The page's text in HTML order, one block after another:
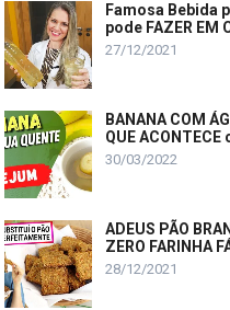
Famosa Bebida
pode FAZER EM
27/12/2021
BANANA COM
QUE ACONTECE
30/03/2022
ADEUS PÃO
ZERO FARINHA
28/12/2021